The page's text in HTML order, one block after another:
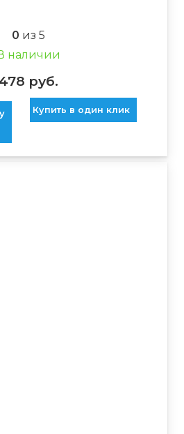
0 из 5
наличии
руб.
Купить в один клик